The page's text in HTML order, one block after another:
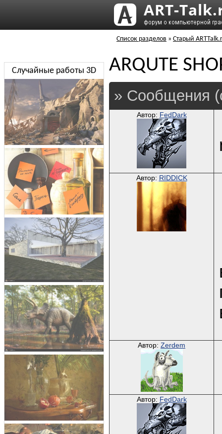
Список разделов » Старый
ARQUTE
» Сообщения
Автор: FedDark
Автор: RIDDICK
Автор: Zerdem
Автор: FedDark
Случайные работы 3D